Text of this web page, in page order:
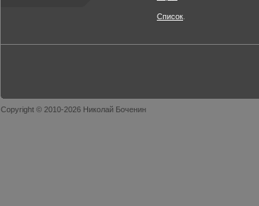
Список
Copyright © 2010-2026 Николай Боченин